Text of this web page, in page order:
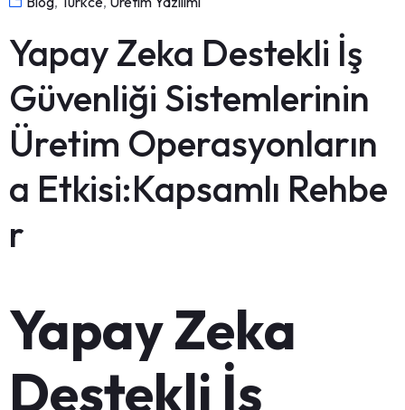
Yapay Zeka Destekli İş
Güvenliği Sistemlerinin
Üretim Operasyonların
a Etkisi:Kapsamlı Rehbe
r
Yapay Zeka
Destekli İş